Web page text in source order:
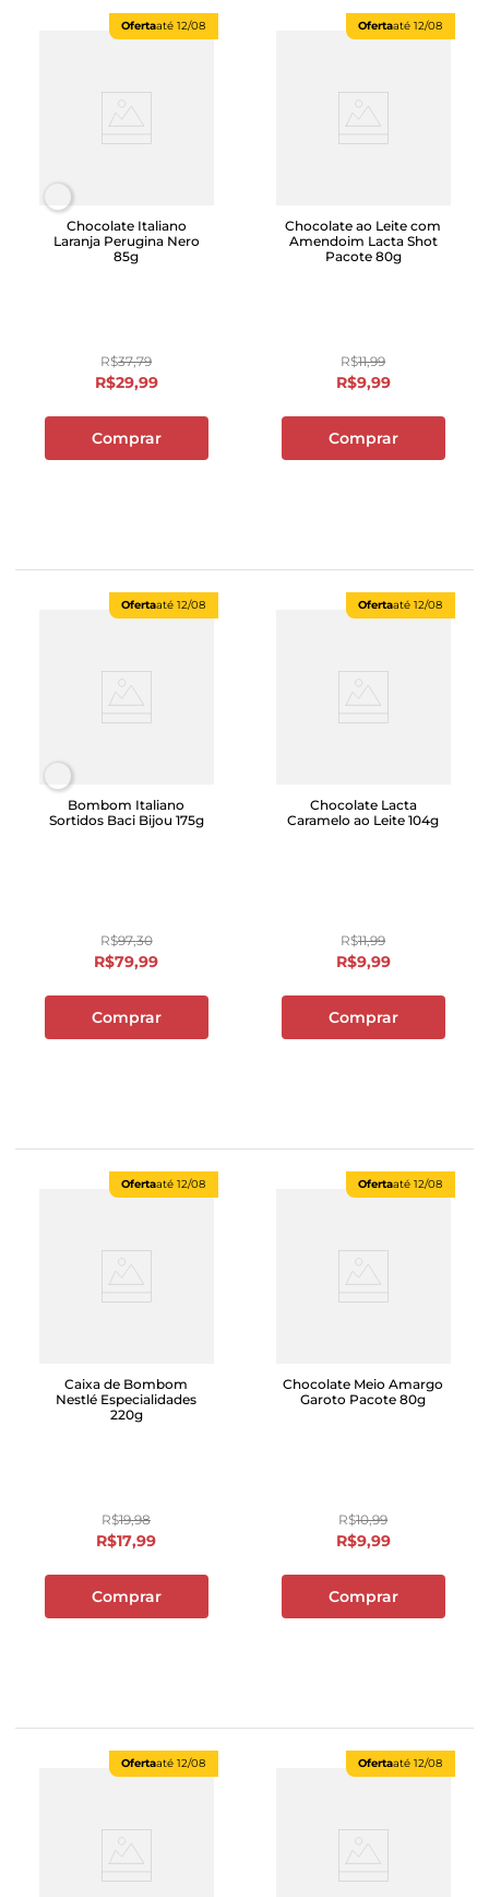
Ofertaaté 12/08
Chocolate Italiano
Laranja Perugina Nero
85g
R$37,79
R$29,99
Comprar
Ofertaaté 12/08
Chocolate ao Leite com
Amendoim Lacta Shot
Pacote 80g
R$11,99
R$9,99
Comprar
Ofertaaté 12/08
Bombom Italiano
Sortidos Baci Bijou 175g
R$97,30
R$79,99
Comprar
Ofertaaté 12/08
Chocolate Lacta
Caramelo ao Leite 104g
R$11,99
R$9,99
Comprar
Ofertaaté 12/08
Caixa de Bombom
Nestlé Especialidades
220g
R$19,98
R$17,99
Comprar
Ofertaaté 12/08
Chocolate Meio Amargo
Garoto Pacote 80g
R$10,99
R$9,99
Comprar
Ofertaaté 12/08 Ofertaaté 12/08